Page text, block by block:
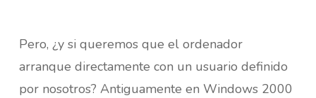
Pero, ¿y si queremos que el ordenador
arranque directamente con un usuario definido
por nosotros? Antiguamente en Windows 2000